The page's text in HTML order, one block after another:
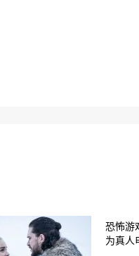
恐怖游
为真人